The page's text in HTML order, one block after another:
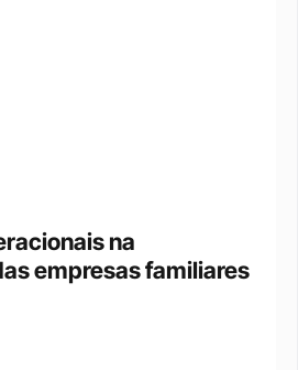
na
empresas familiares